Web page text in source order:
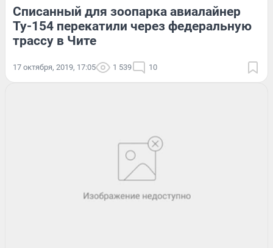
Списанный для зоопарка авиалайнер
Ту-154 перекатили через федеральную
трассу в Чите
17 октября, 2019, 17:05 1 539 10